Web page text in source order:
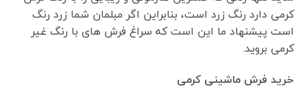
کرمی دارد رنگ زرد است، بنابراین اگر مبلمان شما زرد رنگ
است پیشنهاد ما این است که سراغ فرش های با رنگ غیر
کرمی بروید.
خرید فرش ماشینی کرمی